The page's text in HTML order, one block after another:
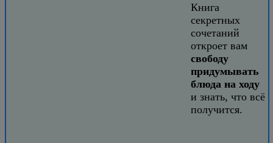
Книга
секретных
сочетаний
откроет вам
свободу
придумывать
блюда на ходу
и знать, что всё
получится.